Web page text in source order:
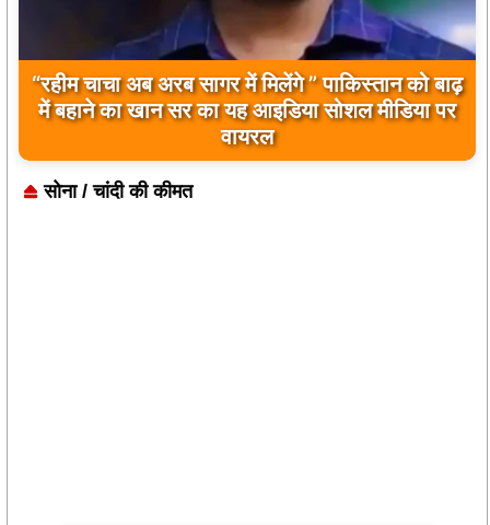
“रहीम चाचा अब अरब सागर में मिलेंगे ” पाकिस्तान को बाढ़
में बहाने का खान सर का यह आइडिया सोशल मीडिया पर
वायरल
सोना / चांदी की कीमत